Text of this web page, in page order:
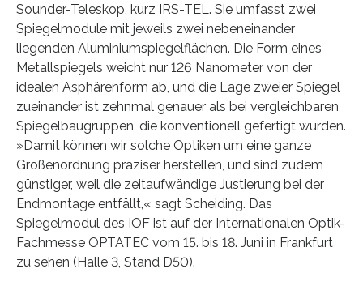
Sounder-Teleskop, kurz IRS-TEL. Sie umfasst zwei
Spiegelmodule mit jeweils zwei nebeneinander
liegenden Aluminiumspiegelflächen. Die Form eines
Metallspiegels weicht nur 126 Nanometer von der
idealen Asphärenform ab, und die Lage zweier Spiegel
zueinander ist zehnmal genauer als bei vergleichbaren
Spiegelbaugruppen, die konventionell gefertigt wurden.
»Damit können wir solche Optiken um eine ganze
Größenordnung präziser herstellen, und sind zudem
günstiger, weil die zeitaufwändige Justierung bei der
Endmontage entfällt,« sagt Scheiding. Das
Spiegelmodul des IOF ist auf der Internationalen Optik-
Fachmesse OPTATEC vom 15. bis 18. Juni in Frankfurt
zu sehen (Halle 3, Stand D50).